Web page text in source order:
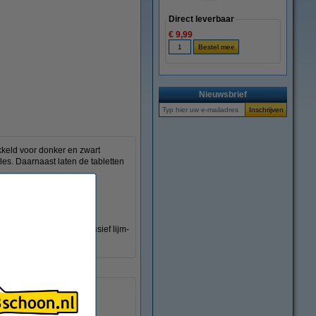
vergroten
voor donker en zwart
Daarnaast laten de tabletten
is plasticvrij, exclusief lijm-
Direct leverbaar
€ 9,99
Nieuwsbrief